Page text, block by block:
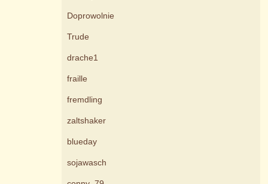
Doprowolnie
Trude
drache1
fraille
fremdling
zaltshaker
blueday
sojawasch